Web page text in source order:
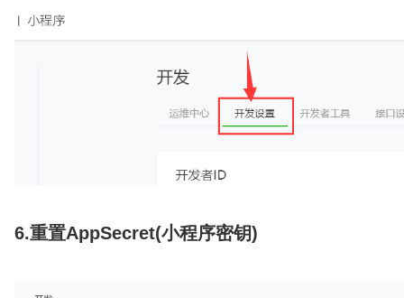
6.重置AppSecret(小程序密钥)